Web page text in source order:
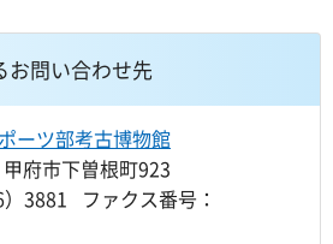
お問い合わせ先
ーツ部考古博物館
府市下曽根町923
3881 ファクス番号：